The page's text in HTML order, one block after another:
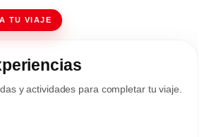
TU VIAJE
y actividades para completar tu viaje.